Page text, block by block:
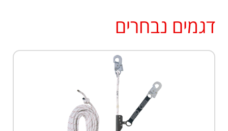
דגמים נבחרים
יצרן: Skylotec
מק"ט:L-0043-10
תקן: EN 353-2:2002
למידע נוסף